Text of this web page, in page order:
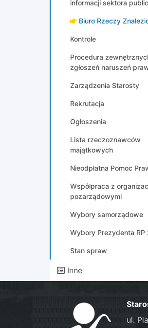
informacji sektora
Biuro Rzeczy
Kontrole
Procedura
zgłoszeń naruszeń
Zarządzenia Starosty
Rekrutacja
Ogłoszenia
Lista rzeczoznawców
majątkowych
Nieodpłatna Pomoc
Współpraca z
pozarządowymi
Wybory samorządowe
Wybory Prezydenta RP
Stan spraw
Inne
ul.